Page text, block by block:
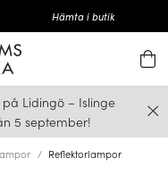
Hämta i butik
Lidingö – Islinge
5 september!
Reflektorlampor